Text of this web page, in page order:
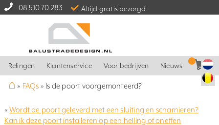
08 510 70 283 Altijd gratis bezorgd
Relingen Klantenservice Voor bedrijven Nieuws
⌂ » FAQs » Is de poort voorgemonteerd?
« Wordt de poort geleverd met een sluiting en scharnieren?
Kan ik deze poort installeren op een helling of oneffen